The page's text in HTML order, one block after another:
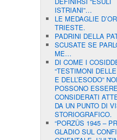
ISTRIANI”…
LE MEDAGLIE
TRIESTE.
PADRINI DELLA
SCUSATE SE
ME…
DI COME I
“TESTIMONI
E DELL’ESODO”
POSSONO ESSERE
CONSIDERATI
DA UN PUNTO DI
STORIOGRAFICO.
“PORZÛS 1945 –
GLADIO SUL